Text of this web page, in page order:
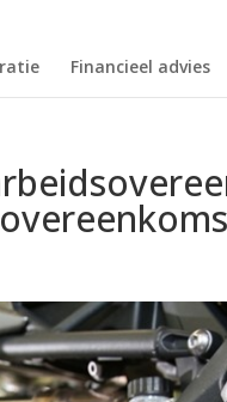
Financieel advies